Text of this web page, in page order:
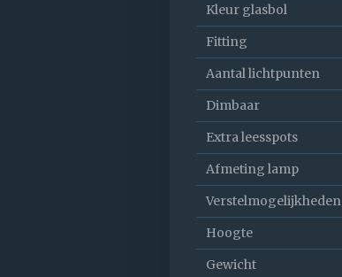
Kleur glasbol
Fitting
Aantal lichtpunten
Dimbaar
Extra leesspots
Afmeting lamp
Verstelmogelijkheden
Hoogte
Gewicht